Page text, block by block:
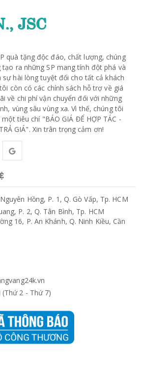
quà tặng độc đáo, chất lượng, chúng
ra những SP mang tính đột phá và
hài lòng tuyệt đối cho tất cả khách
còn có các chính sách hỗ trợ về giá
về chi phí vận chuyển đối với những
vùng sâu vùng xa. Vì thế, chúng tôi
tiêu chí "BÁO GIÁ ĐỂ HỢP TÁC -
GIÁ". Xin trân trọng cảm ơn!
Hồng, P. 1, Q. Gò Vấp, Tp. HCM
P. 2, Q. Tân Bình, Tp. HCM
16, P. An Khánh, Q. Ninh Kiều, Cần
(Thứ 2 - Thứ 7)